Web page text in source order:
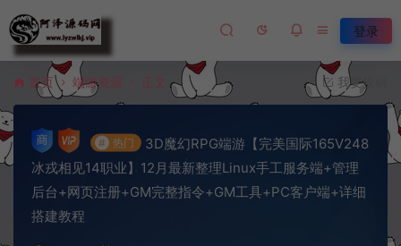
登录
首页 端游资源 正文 我要投稿
# 热门
3D魔幻RPG端游【完美国际165V248
冰戎相见14职业】12月最新整理Linux手工服务端+管理
后台+网页注册+GM完整指令+GM工具+PC客户端+详细
搭建教程